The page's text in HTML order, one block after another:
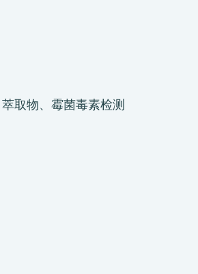
取物、霉菌毒素检测